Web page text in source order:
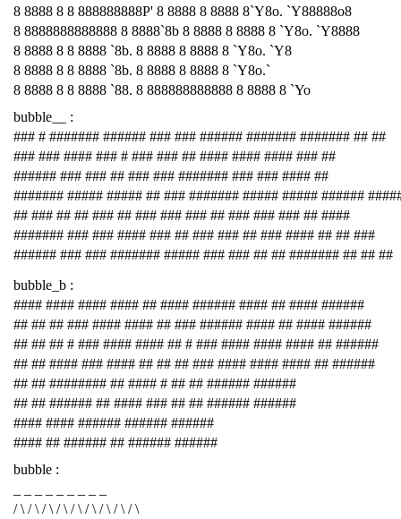
8 8888 8 8 888888888P' 8 8888 8 8888 8`Y8o. `Y88888o8
8 8888888888888 8 8888`8b 8 8888 8 8888 8 `Y8o. `Y8888
8 8888 8 8 8888 `8b. 8 8888 8 8888 8 `Y8o. `Y8
8 8888 8 8 8888 `8b. 8 8888 8 8888 8 `Y8o.`
8 8888 8 8 8888 `88. 8 888888888888 8 8888 8 `Yo
bubble__ :
### # ####### ###### ### ### ###### ####### ####### ## ##
### ### #### ### # ### ### ## #### #### #### ### ##
###### ### ### ## ### ### ####### ### ### #### ##
####### ##### ##### ## ### ####### ##### ##### ######
## ### ## ## ### ## ### ### ### ## ### ### ### ## ####
####### ### ### #### ### ## ### ### ## ### #### ## ## ###
###### ### ### ####### ##### ### ### ## ## ####### ## ## ##
bubble_b :
#### #### #### #### ## #### ###### #### ## #### ######
## ## ## ### #### #### ## ### ###### #### ## #### ######
## ## ## # ### #### #### ## # ### #### #### #### ## ######
## ## #### ### #### ## ## ## ### #### #### #### ## ######
## ## ######## ## #### # ## ## ###### ######
## ## ###### ## #### ### ## ## ###### ######
#### #### ###### ###### ######
#### ## ###### ## ###### ######
bubble :
/ \ / \ / \ / \ / \ / \ / \ / \ / \